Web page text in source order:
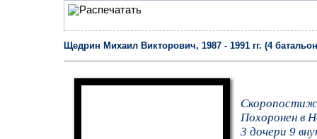
Щедрин Михаил Викторович, 1987 - 1991 гг. (4
Похоронен в
3 дочери 9